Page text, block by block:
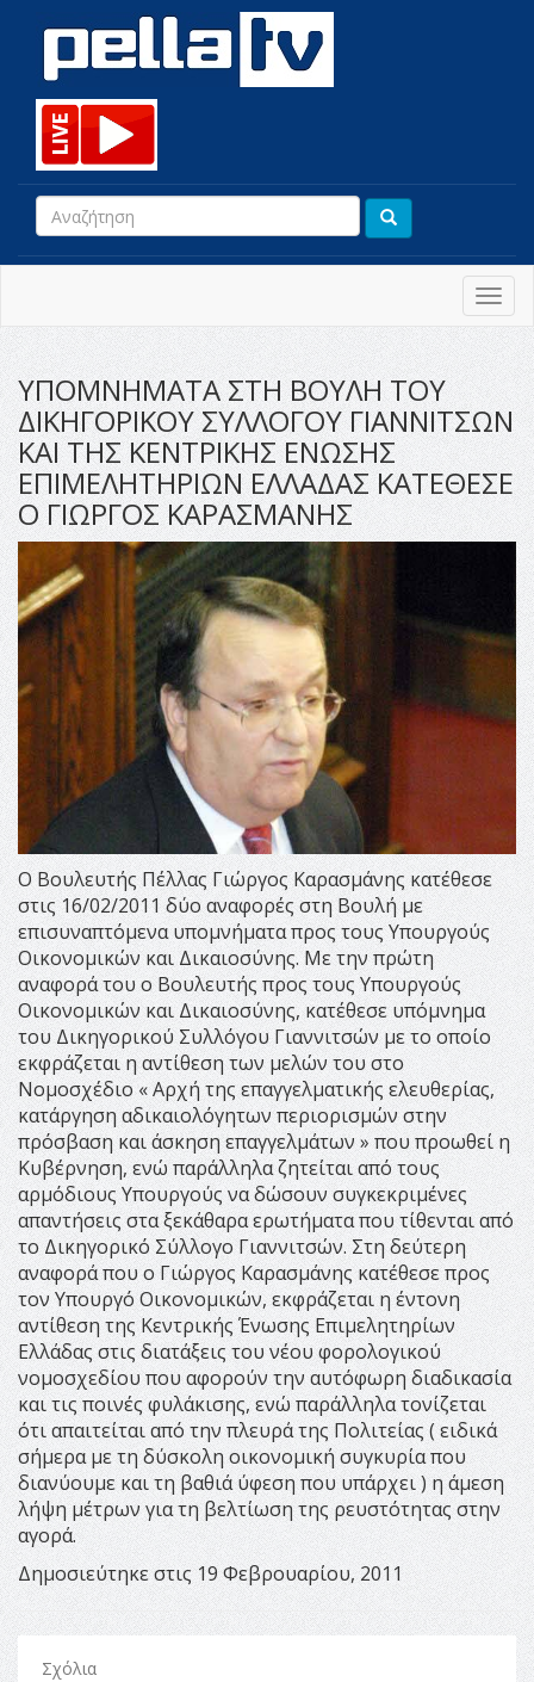
ΥΠΟΜΝΗΜΑΤΑ ΣΤΗ ΒΟΥΛΗ ΤΟΥ
ΔΙΚΗΓΟΡΙΚΟΥ ΣΥΛΛΟΓΟΥ ΓΙΑΝΝΙΤΣΩΝ
ΚΑΙ ΤΗΣ ΚΕΝΤΡΙΚΗΣ ΕΝΩΣΗΣ
ΕΠΙΜΕΛΗΤΗΡΙΩΝ ΕΛΛΑΔΑΣ ΚΑΤΕΘΕΣΕ
Ο ΓΙΩΡΓΟΣ ΚΑΡΑΣΜΑΝΗΣ
Ο Βουλευτής Πέλλας Γιώργος Καρασμάνης κατέθεσε
στις 16/02/2011 δύο αναφορές στη Βουλή με
επισυναπτόμενα υπομνήματα προς τους Υπουργούς
Οικονομικών και Δικαιοσύνης. Με την πρώτη
αναφορά του ο Βουλευτής προς τους Υπουργούς
Οικονομικών και Δικαιοσύνης, κατέθεσε υπόμνημα
του Δικηγορικού Συλλόγου Γιαννιτσών με το οποίο
εκφράζεται η αντίθεση των μελών του στο
Νομοσχέδιο « Αρχή της επαγγελματικής ελευθερίας,
κατάργηση αδικαιολόγητων περιορισμών στην
πρόσβαση και άσκηση επαγγελμάτων » που προωθεί η
Κυβέρνηση, ενώ παράλληλα ζητείται από τους
αρμόδιους Υπουργούς να δώσουν συγκεκριμένες
απαντήσεις στα ξεκάθαρα ερωτήματα που τίθενται από
το Δικηγορικό Σύλλογο Γιαννιτσών. Στη δεύτερη
αναφορά που ο Γιώργος Καρασμάνης κατέθεσε προς
τον Υπουργό Οικονομικών, εκφράζεται η έντονη
αντίθεση της Κεντρικής Ένωσης Επιμελητηρίων
Ελλάδας στις διατάξεις του νέου φορολογικού
νομοσχεδίου που αφορούν την αυτόφωρη διαδικασία
και τις ποινές φυλάκισης, ενώ παράλληλα τονίζεται
ότι απαιτείται από την πλευρά της Πολιτείας ( ειδικά
σήμερα με τη δύσκολη οικονομική συγκυρία που
διανύουμε και τη βαθιά ύφεση που υπάρχει ) η άμεση
λήψη μέτρων για τη βελτίωση της ρευστότητας στην
αγορά.
Δημοσιεύτηκε στις 19 Φεβρουαρίου, 2011
Σχόλια